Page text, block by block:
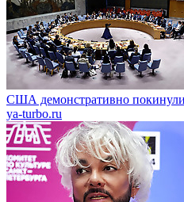
США демонстративно
ya-turbo.ru